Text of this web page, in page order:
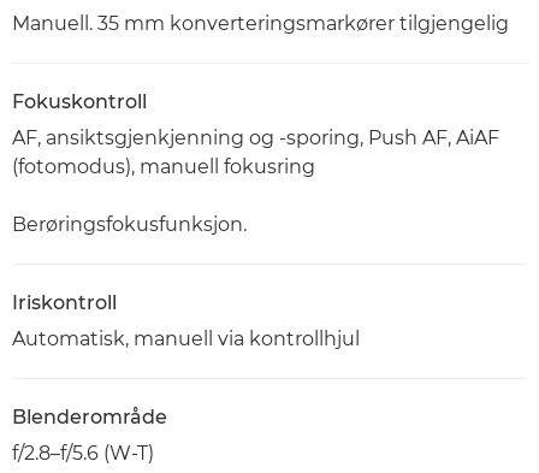
Manuell. 35 mm konverteringsmarkører tilgjengelig
Fokuskontroll
AF, ansiktsgjenkjenning og -sporing, Push AF, AiAF
(fotomodus), manuell fokusring
Berøringsfokusfunksjon.
Iriskontroll
Automatisk, manuell via kontrollhjul
Blenderområde
f/2.8–f/5.6 (W-T)